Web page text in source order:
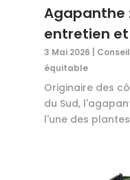
Agapanthe
entretien
3 Mai 2026
équitable
Originaire des
du Sud,
l'une des